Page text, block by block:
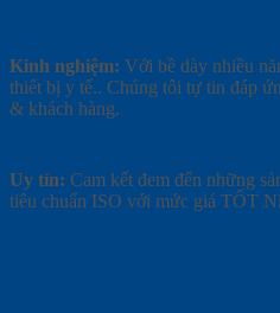
Kinh nghiệm: Với bề dày nhiều
thiết bị y tế.. Chúng tôi tự tin đáp
& khách hàng.
Uy tín: Cam kết đem đến những
tiêu chuẩn ISO với mức giá TỐT